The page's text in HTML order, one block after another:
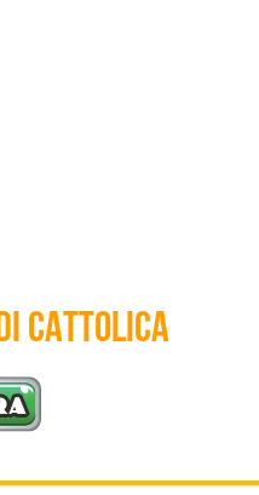
CATTOLICA